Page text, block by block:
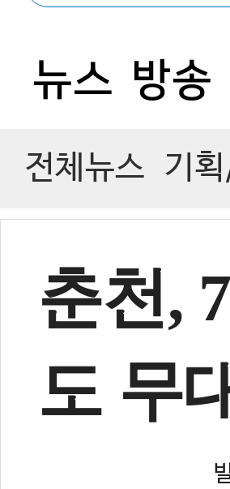
뉴스 방송
전체뉴스 기
춘천,
도 무